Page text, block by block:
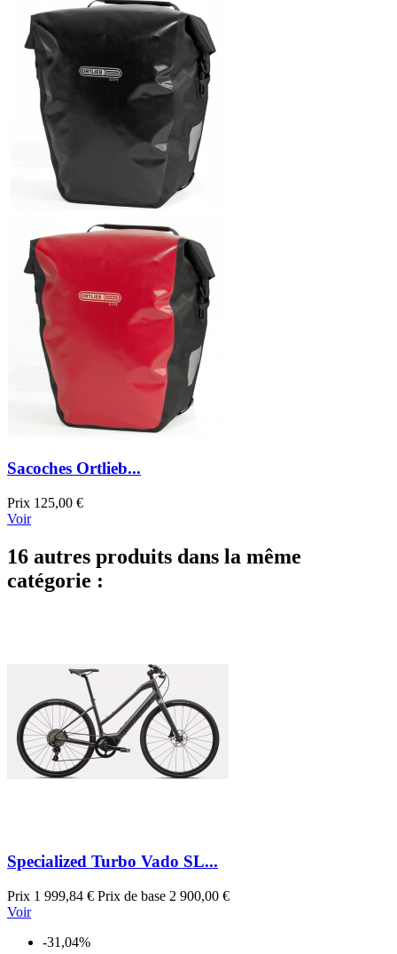
Sacoches Ortlieb...
Prix 125,00 €
Voir
16 autres produits dans la même
catégorie :
Specialized Turbo Vado SL...
Prix 1 999,84 € Prix de base 2 900,00 €
Voir
-31,04%